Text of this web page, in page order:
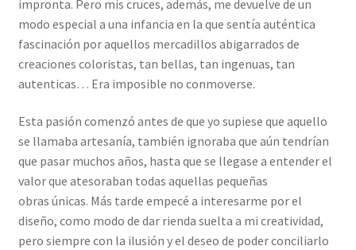
impronta. Pero mis cruces, además, me devuelve de un
modo especial a una infancia en la que sentía auténtica
fascinación por aquellos mercadillos abigarrados de
creaciones coloristas, tan bellas, tan ingenuas, tan
autenticas… Era imposible no conmoverse.
Esta pasión comenzó antes de que yo supiese que aquello
se llamaba artesanía, también ignoraba que aún tendrían
que pasar muchos años, hasta que se llegase a entender el
valor que atesoraban todas aquellas pequeñas
obras únicas. Más tarde empecé a interesarme por el
diseño, como modo de dar rienda suelta a mi creatividad,
pero siempre con la ilusión y el deseo de poder conciliarlo